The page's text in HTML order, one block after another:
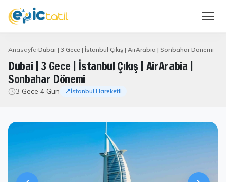
Anasayfa Dubai | 3 Gece | İstanbul Çıkış | AirArabia | Sonbahar Dönemi
Dubai | 3 Gece | İstanbul Çıkış | AirArabia |
Sonbahar Dönemi
3 Gece 4 Gün 📍İstanbul Hareketli